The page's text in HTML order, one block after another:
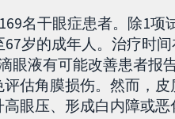
名干眼症患者。除1项
岁的成年人。治疗时
眼液有可能改善患者报
估角膜损伤。然而，
眼压、形成白内障或恶